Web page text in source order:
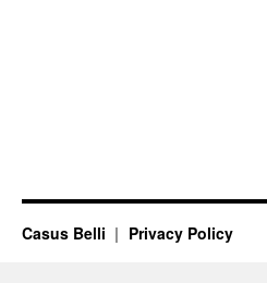
Casus Belli Privacy Policy